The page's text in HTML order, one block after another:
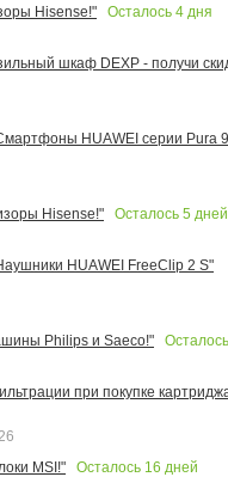
Hisense!"
Осталось 4 дня
шкаф DEXP - получи
HUAWEI серии Pura
Hisense!"
Осталось 5 дней
HUAWEI FreeClip 2 S"
Philips и Saeco!"
Осталось
при покупке
MSI!"
Осталось 16 дней